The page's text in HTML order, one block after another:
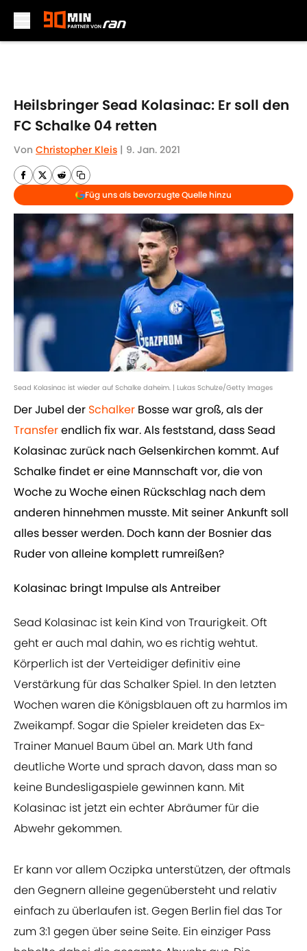
Heilsbringer Sead Kolasinac: Er soll den
FC Schalke 04 retten
Von Christopher Kleis | 9. Jan. 2021
Füg uns als bevorzugte Quelle hinzu
Sead Kolasinac ist wieder auf Schalke daheim. | Lukas Schulze/Getty Images
Der Jubel der Schalker Bosse war groß, als der
Transferendlich fix war. Als feststand, dass Sead
Kolasinac zurück nach Gelsenkirchen kommt. Auf
Schalke findet er eine Mannschaft vor, die von
Woche zu Woche einen Rückschlag nach dem
anderen hinnehmen musste. Mit seiner Ankunft soll
alles besser werden. Doch kann der Bosnier das
Ruder von alleine komplett rumreißen?
Kolasinac bringt Impulse als Antreiber
Sead Kolasinac ist kein Kind von Traurigkeit. Oft
geht er auch mal dahin, wo es richtig wehtut.
Körperlich ist der Verteidiger definitiv eine
Verstärkung für das Schalker Spiel. In den letzten
Wochen waren die Königsblauen oft zu harmlos im
Zweikampf. Sogar die Spieler kreideten das Ex-
Trainer Manuel Baum übel an. Mark Uth fand
deutliche Worte und sprach davon, dass man so
keine Bundesligaspiele gewinnen kann. Mit
Kolasinac ist jetzt ein echter Abräumer für die
Abwehr gekommen.
Er kann vor allem Oczipka unterstützen, der oftmals
den Gegnern alleine gegenübersteht und relativ
einfach zu überlaufen ist. Gegen Berlin fiel das Tor
zum 3:1 gegen über seine Seite. Ein einziger Pass